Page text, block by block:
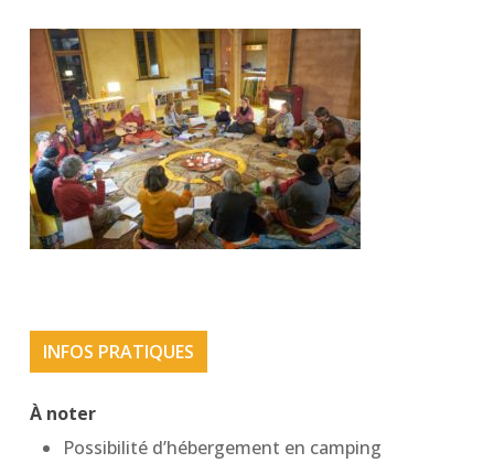
INFOS PRATIQUES
À noter
Possibilité d’hébergement en camping